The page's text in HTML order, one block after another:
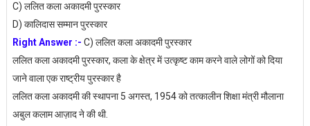
C) ललित कला अकादमी पुरस्कार
D) कालिदास सम्मान पुरस्कार
Right Answer :- C) ललित कला अकादमी पुरस्कार
ललित कला अकादमी पुरस्कार, कला के क्षेत्र में उत्कृष्ट काम करने वाले लोगों को दिया
जाने वाला एक राष्ट्रीय पुरस्कार है
ललित कला अकादमी की स्थापना 5 अगस्त, 1954 को तत्कालीन शिक्षा मंत्री मौलाना
अबुल कलाम आज़ाद ने की थी.